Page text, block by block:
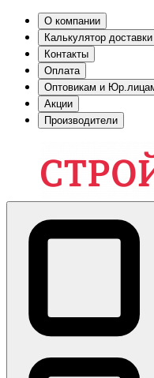
О компании
Калькулятор доставки
Контакты
Оплата
Оптовикам и
Акции
Производители